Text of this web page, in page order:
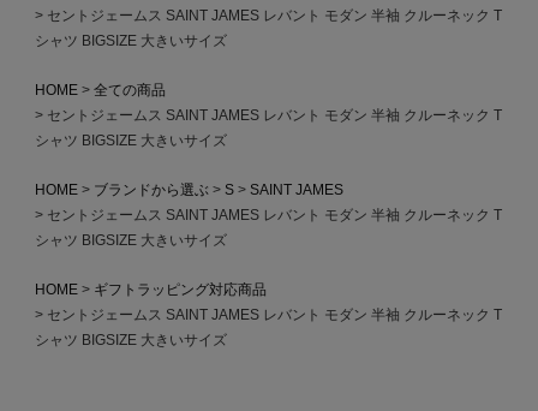
セントジェームス SAINT JAMES レバント モダン 半袖 クルーネック T
シャツ BIGSIZE 大きいサイズ
HOME
全ての商品
セントジェームス SAINT JAMES レバント モダン 半袖 クルーネック T
シャツ BIGSIZE 大きいサイズ
HOME ブランドから選ぶ S
SAINT JAMES
セントジェームス SAINT JAMES レバント モダン 半袖 クルーネック T
シャツ BIGSIZE 大きいサイズ
HOME
ギフトラッピング対応商品
セントジェームス SAINT JAMES レバント モダン 半袖 クルーネック T
シャツ BIGSIZE 大きいサイズ